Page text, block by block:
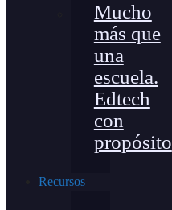
Mucho
más que
una
escuela.
Edtech
con
propósito
Recursos